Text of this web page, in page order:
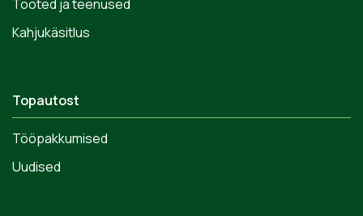
Tooted ja teenused
Kahjukäsitlus
Topautost
Tööpakkumised
Uudised